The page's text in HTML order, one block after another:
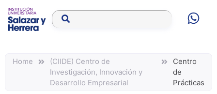
Home
(CIIDE) Centro de
Investigación, Innovación y
Desarrollo Empresarial
Centro
de
Prácticas